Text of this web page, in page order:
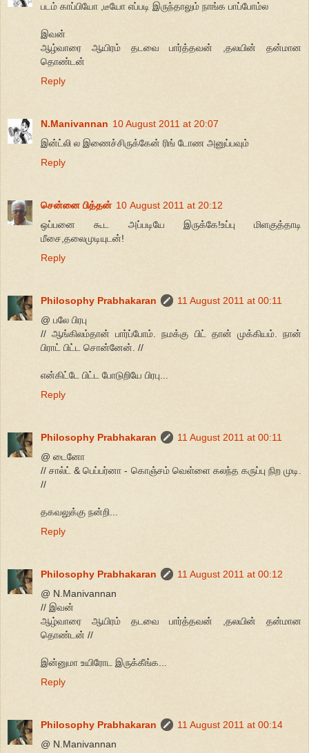
படம் காப்பியோ ,டீயோ எப்படி இருந்தாலும் நாங்க பாப்போம்ல
இவன்
ஆழ்வாரை ஆயிரம் தடவை பார்த்தவன் ,தலயின் தன்மான
தொண்டன்
Reply
N.Manivannan 10 August 2011 at 20:07
இன்ட்லி ல இணைச்சிருக்கேன் ரிங் டோண அனுப்பவும்
Reply
சென்னை பித்தன் 10 August 2011 at 20:12
ஒப்பனை கூட அப்படியே இருக்கே!உப்பு மிளகுத்தாடி
மீசை,தலைமுடியுடன்!
Reply
Philosophy Prabhakaran
11 August 2011 at 00:11
@ பலே பிரபு
// ஆங்கிலம்தான் பார்ப்போம். நமக்கு பிட் தான் முக்கியம். நான்
பிராட் பிட்ட சொன்னேன். //
என்கிட்டே பிட்ட போடுறியே பிரபு...
Reply
Philosophy Prabhakaran
11 August 2011 at 00:11
@ டைனோ
// சால்ட் & பெப்பர்னா - கொஞ்சம் வெள்ளை கலந்த கருப்பு நிற முடி.
//
தகவலுக்கு நன்றி...
Reply
Philosophy Prabhakaran
11 August 2011 at 00:12
@ N.Manivannan
// இவன்
ஆழ்வாரை ஆயிரம் தடவை பார்த்தவன் ,தலயின் தன்மான
தொண்டன் //
இன்னுமா உயிரோட இருக்கீங்க...
Reply
Philosophy Prabhakaran
11 August 2011 at 00:14
@ N.Manivannan